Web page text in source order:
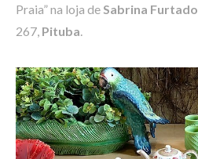
Praia” na loja de Sabrina Furtado
267, Pituba